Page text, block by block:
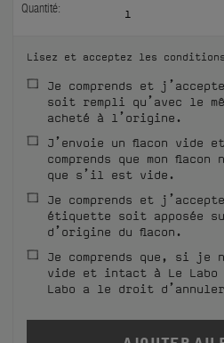
ÉCHANTILLONS
À PROPOS
Compte
Panier
(0)
Quantité: 1
Lisez et acceptez les
Je comprends et
soit rempli qu’avec le
acheté à l’origine.
J’envoie un flacon
comprends que mon
que s’il est vide.
Je comprends et
étiquette soit apposée
d’origine du flacon.
Je comprends que, si je
vide et intact à Le Labo
Labo a le droit d’annuler